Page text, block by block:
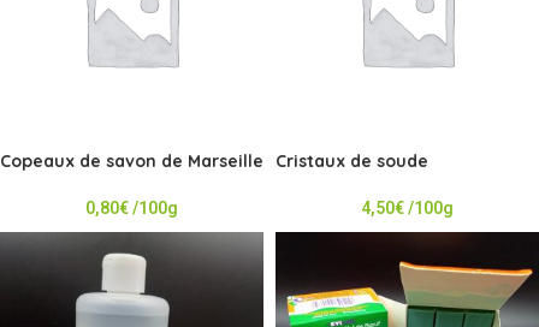
Copeaux de savon de Marseille
0,80€/100g
Cristaux de soude
4,50€/100g